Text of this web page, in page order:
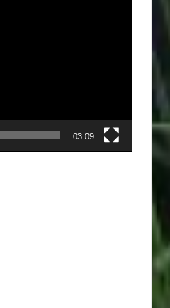
03:09